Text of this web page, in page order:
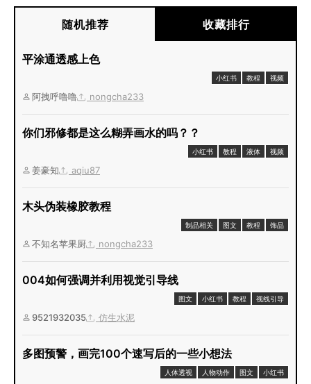
随机推荐 收藏排行
平涂通透感上色
小红书 教程 视频
阿拽呼噜噜 nongcha233
你们邪修都是这么糊弄画水的吗？？
小红书 教程 液体 视频
姜豪知 aqiu87
木头伪装橡胶教程
制品相关 图文 教程 饰品
不知名苹果厨 nongcha233
004如何强调并利用视觉引导线
图文 小红书 教程 视线引导
9521932035 仿生水泥
多图预警，画完100个速写后的一些小想法
人体透视 人物动作 图文 小红书